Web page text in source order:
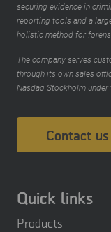
securing evidence in
reporting tools and a
holistic method for
The company serves
through its own sales
Nasdaq Stockholm under
Contact us
Quick links
Products